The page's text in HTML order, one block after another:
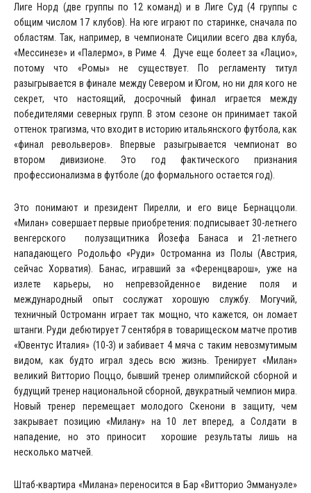
Лиге Норд (две группы по 12 команд) и в Лиге Суд (4 группы с
общим числом 17 клубов). На юге играют по старинке, сначала по
областям. Так, например, в чемпионате Сицилии всего два клуба,
«Мессинезе» и «Палермо», в Риме 4. Дуче еще болеет за «Лацио»,
потому что «Ромы» не существует. По регламенту титул
разыгрывается в финале между Севером и Югом, но ни для кого не
секрет, что настоящий, досрочный финал играется между
победителями северных групп. В этом сезоне он принимает такой
оттенок трагизма, что входит в историю итальянского футбола, как
«финал револьверов». Впервые разыгрывается чемпионат во
втором дивизионе. Это год фактического признания
профессионализма в футболе (до формального остается год).
Это понимают и президент Пирелли, и его вице Бернаццоли.
«Милан» совершает первые приобретения: подписывает 30-летнего
венгерского полузащитника Йозефа Банаса и 21-летнего
нападающего Родольфо «Руди» Остроманна из Полы (Австрия,
сейчас Хорватия). Банас, игравший за «Ференцварош», уже на
излете карьеры, но непревзойденное видение поля и
международный опыт сослужат хорошую службу. Могучий,
техничный Остроманн играет так мощно, что кажется, он ломает
штанги. Руди дебютирует 7 сентября в товарищеском матче против
«Ювентус Италия» (10-3) и забивает 4 мяча с таким невозмутимым
видом, как будто играл здесь всю жизнь. Тренирует «Милан»
великий Витторио Поццо, бывший тренер олимпийской сборной и
будущий тренер национальной сборной, двукратный чемпион мира.
Новый тренер перемещает молодого Скенони в защиту, чем
закрывает позицию «Милану» на 10 лет вперед, а Солдати в
нападение, но это приносит хорошие результаты лишь на
несколько матчей.
Штаб-квартира «Милана» переносится в Бар «Витторио Эммануэле»